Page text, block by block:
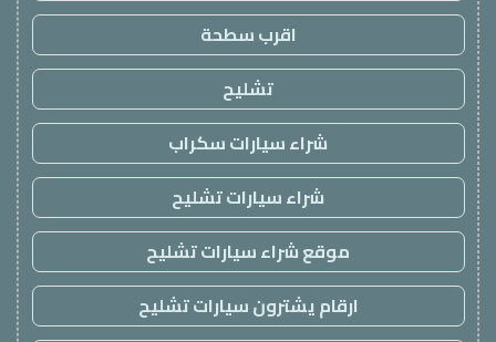
اقرب سطحة
تشليح
شراء سيارات سكراب
شراء سيارات تشليح
موقع شراء سيارات تشليح
ارقام يشترون سيارات تشليح